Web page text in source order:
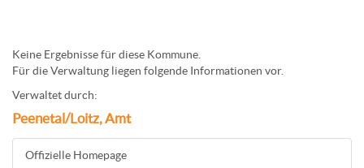
Keine Ergebnisse für diese Kommune.
Für die Verwaltung liegen folgende Informationen vor.
Verwaltet durch:
Peenetal/Loitz, Amt
Offizielle Homepage